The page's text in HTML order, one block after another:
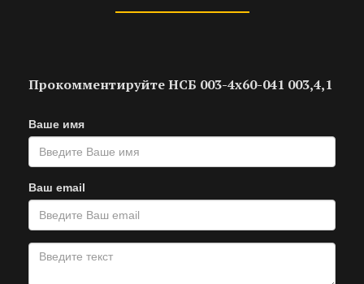
Прокомментируйте НСБ 003-4х60-041 003,4,1
Ваше имя
Ваш email